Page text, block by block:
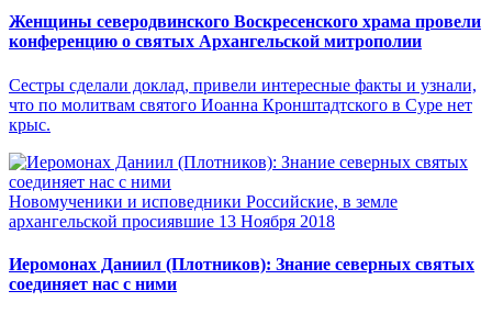
Женщины северодвинского Воскресенского храма провели
конференцию о святых Архангельской митрополии
Сестры сделали доклад, привели интересные факты и узнали,
что по молитвам святого Иоанна Кронштадтского в Суре нет
крыс.
Новомученики и исповедники Российские, в земле
архангельской просиявшие 13 Ноября 2018
Иеромонах Даниил (Плотников): Знание северных святых
соединяет нас с ними